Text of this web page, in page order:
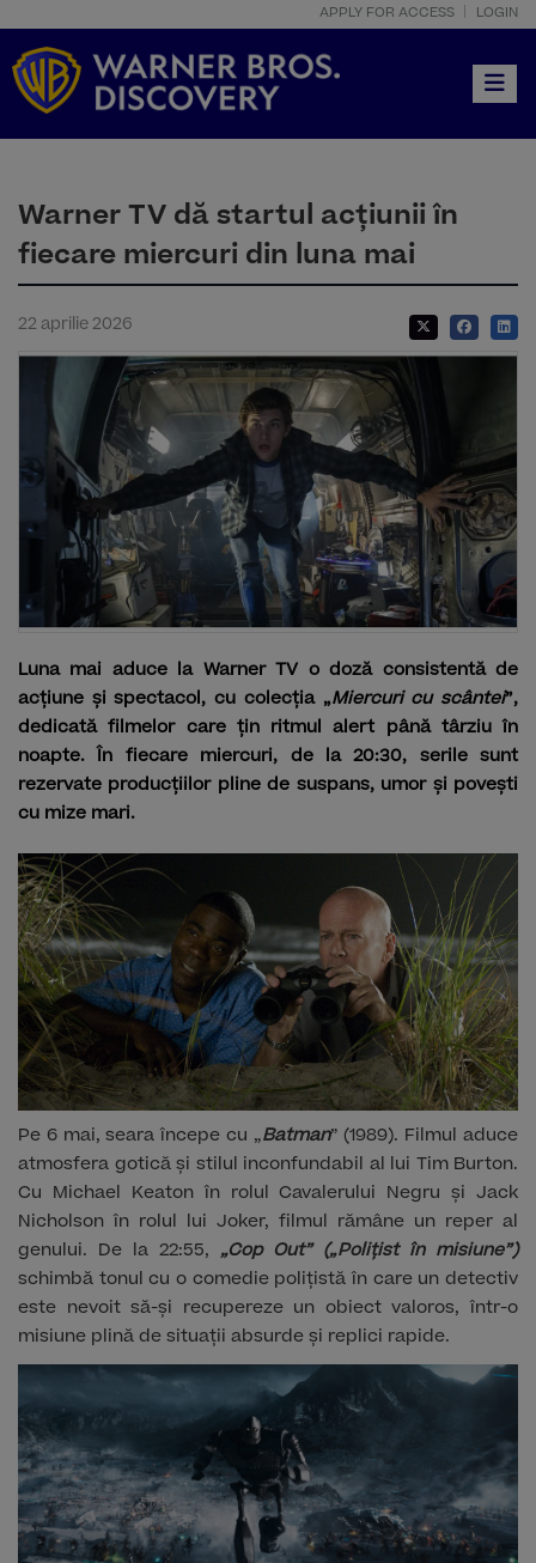
APPLY FOR ACCESS LOGIN
Warner TV dă startul acțiunii în
fiecare miercuri din luna mai
22 aprilie 2026
Luna mai aduce la Warner TV o doză consistentă de
acțiune și spectacol, cu colecția „Miercuri cu scântei”,
dedicată filmelor care țin ritmul alert până târziu în
noapte. În fiecare miercuri, de la 20:30, serile sunt
rezervate producțiilor pline de suspans, umor și povești
cu mize mari.
Pe 6 mai, seara începe cu „Batman” (1989). Filmul aduce
atmosfera gotică și stilul inconfundabil al lui Tim Burton.
Cu Michael Keaton în rolul Cavalerului Negru și Jack
Nicholson în rolul lui Joker, filmul rămâne un reper al
genului. De la 22:55,
„Cop Out” („Polițist în misiune”)
schimbă tonul cu o comedie polițistă în care un detectiv
este nevoit să-și recupereze un obiect valoros, într-o
misiune plină de situații absurde și replici rapide.